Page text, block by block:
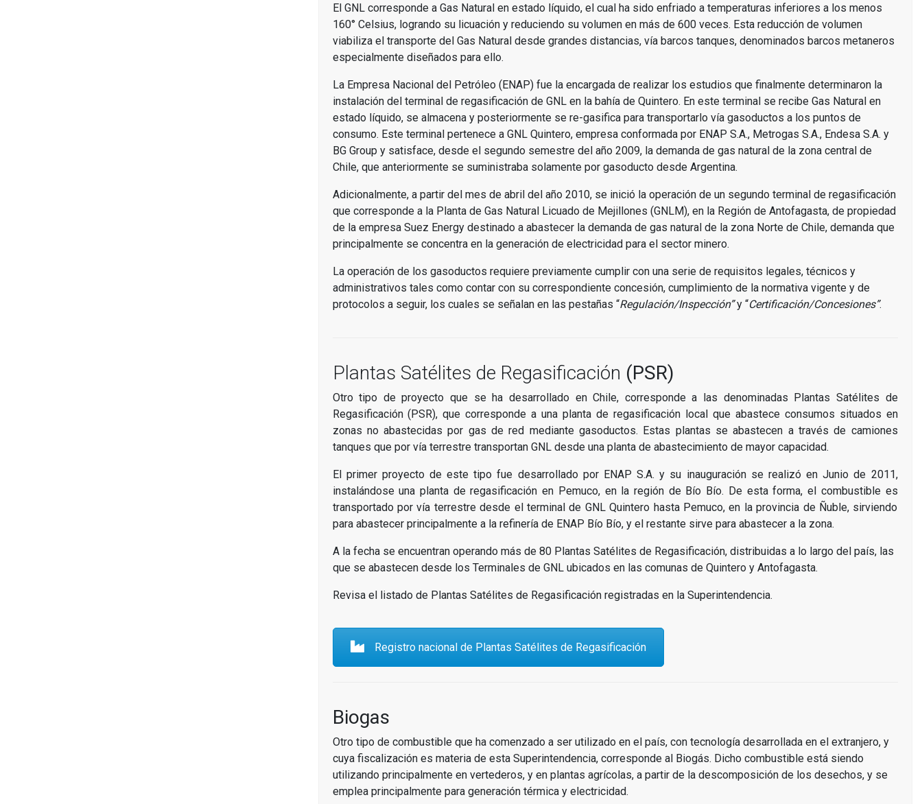
El GNL corresponde a Gas Natural en estado líquido, el cual ha sido enfriado a temperaturas inferiores a los menos
160° Celsius, logrando su licuación y reduciendo su volumen en más de 600 veces. Esta reducción de volumen
viabiliza el transporte del Gas Natural desde grandes distancias, vía barcos tanques, denominados barcos metaneros
especialmente diseñados para ello.
La Empresa Nacional del Petróleo (ENAP) fue la encargada de realizar los estudios que finalmente determinaron la
instalación del terminal de regasificación de GNL en la bahía de Quintero. En este terminal se recibe Gas Natural en
estado líquido, se almacena y posteriormente se re-gasifica para transportarlo vía gasoductos a los puntos de
consumo. Este terminal pertenece a GNL Quintero, empresa conformada por ENAP S.A., Metrogas S.A., Endesa S.A. y
BG Group y satisface, desde el segundo semestre del año 2009, la demanda de gas natural de la zona central de
Chile, que anteriormente se suministraba solamente por gasoducto desde Argentina.
Adicionalmente, a partir del mes de abril del año 2010, se inició la operación de un segundo terminal de regasificación
que corresponde a la Planta de Gas Natural Licuado de Mejillones (GNLM), en la Región de Antofagasta, de propiedad
de la empresa Suez Energy destinado a abastecer la demanda de gas natural de la zona Norte de Chile, demanda que
principalmente se concentra en la generación de electricidad para el sector minero.
La operación de los gasoductos requiere previamente cumplir con una serie de requisitos legales, técnicos y
administrativos tales como contar con su correspondiente concesión, cumplimiento de la normativa vigente y de
protocolos a seguir, los cuales se señalan en las pestañas “Regulación/Inspección”y “Certificación/Concesiones”.
Plantas Satélites de Regasificación (PSR)
Otro tipo de proyecto que se ha desarrollado en Chile, corresponde a las denominadas Plantas Satélites de
Regasificación (PSR), que corresponde a una planta de regasificación local que abastece consumos situados en
zonas no abastecidas por gas de red mediante gasoductos. Estas plantas se abastecen a través de camiones
tanques que por vía terrestre transportan GNL desde una planta de abastecimiento de mayor capacidad.
El primer proyecto de este tipo fue desarrollado por ENAP S.A. y su inauguración se realizó en Junio de 2011,
instalándose una planta de regasificación en Pemuco, en la región de Bío Bío. De esta forma, el combustible es
transportado por vía terrestre desde el terminal de GNL Quintero hasta Pemuco, en la provincia de Ñuble, sirviendo
para abastecer principalmente a la refinería de ENAP Bío Bío, y el restante sirve para abastecer a la zona.
A la fecha se encuentran operando más de 80 Plantas Satélites de Regasificación, distribuidas a lo largo del país, las
que se abastecen desde los Terminales de GNL ubicados en las comunas de Quintero y Antofagasta.
Revisa el listado de Plantas Satélites de Regasificación registradas en la Superintendencia.
Registro nacional de Plantas Satélites de Regasificación
Biogas
Otro tipo de combustible que ha comenzado a ser utilizado en el país, con tecnología desarrollada en el extranjero, y
cuya fiscalización es materia de esta Superintendencia, corresponde al Biogás. Dicho combustible está siendo
utilizando principalmente en vertederos, y en plantas agrícolas, a partir de la descomposición de los desechos, y se
emplea principalmente para generación térmica y electricidad.